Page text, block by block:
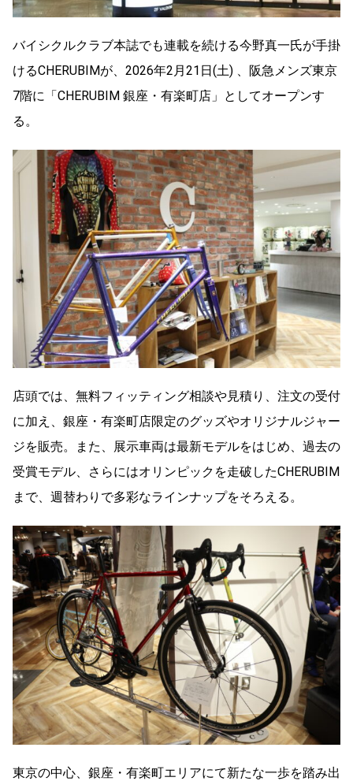
バイシクルクラブ本誌でも連載を続ける今野真一氏が手掛
けるCHERUBIMが、2026年2月21日(土) 、阪急メンズ東京
7階に「CHERUBIM 銀座・有楽町店」としてオープンす
る。
店頭では、無料フィッティング相談や見積り、注文の受付
に加え、銀座・有楽町店限定のグッズやオリジナルジャー
ジを販売。また、展示車両は最新モデルをはじめ、過去の
受賞モデル、さらにはオリンピックを走破したCHERUBIM
まで、週替わりで多彩なラインナップをそろえる。
東京の中心、銀座・有楽町エリアにて新たな一歩を踏み出